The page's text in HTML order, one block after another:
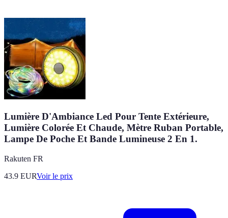
Lumière D'Ambiance Led Pour Tente Extérieure,
Lumière Colorée Et Chaude, Mètre Ruban Portable,
Lampe De Poche Et Bande Lumineuse 2 En 1.
Rakuten FR
43.9 EURVoir le prix